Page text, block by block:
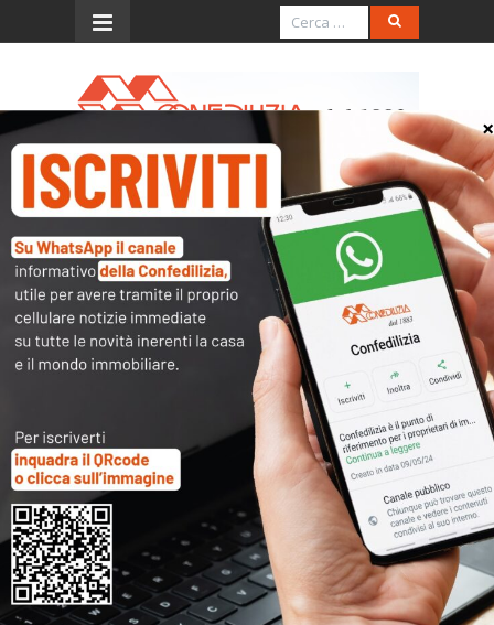
Menu
Gazzetta di Parma –
8.11.2016 – Muro di
Berlino, 27 anni dopo